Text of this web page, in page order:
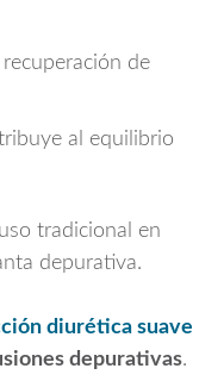
de
al equilibrio
tradicional en
depurativa.
diurética suave
depurativas.